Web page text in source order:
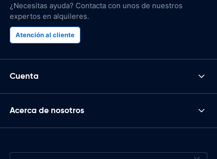
¿Necesitas ayuda? Contacta con unos de nuestros
expertos en alquileres.
Atención al cliente
Cuenta
Acerca de nosotros